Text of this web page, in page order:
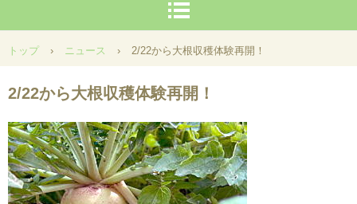
トップ › ニュース › 2/22から大根収穫体験再開！
2/22から大根収穫体験再開！